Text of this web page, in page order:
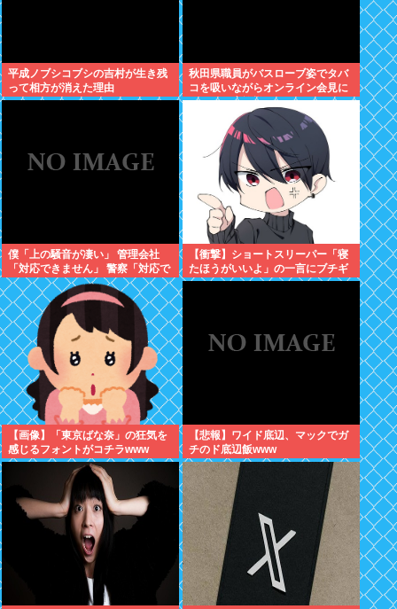
平成ノブシコブシの吉村が生き残
って相方が消えた理由
秋田県職員がバスローブ姿でタバ
コを吸いながらオンライン会見に
どこのお貴族様だよw
僕「上の騒音が凄い」 管理会社
「対応できません」 警察「対応で
きません」
【衝撃】ショートスリーパー「寝
たほうがいいよ」の一言にブチギ
レwww(※動画あり)
【画像】「東京ばな奈」の狂気を
感じるフォントがコチラwww
【悲報】ワイド底辺、マックでガ
チのド底辺飯www